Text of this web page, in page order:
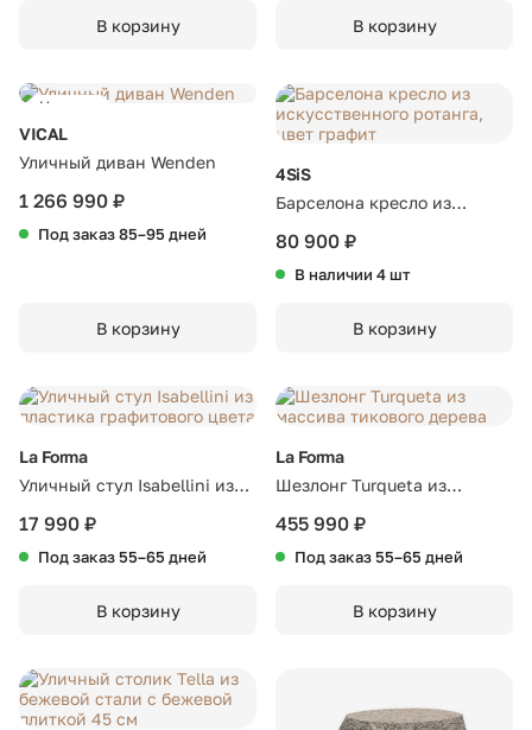
В корзину В корзину
Новинка
VICAL
Уличный диван Wenden
1 266 990 ₽
Под заказ 85–95 дней
В корзину
4SiS
Барселона кресло из
искусственного ротанга,
80 900 ₽
В наличии 4 шт
В корзину
La Forma
Уличный стул Isabellini из
пластика графитового цвета
17 990 ₽
Под заказ 55–65 дней
В корзину
La Forma
Шезлонг Turqueta из
массива тикового дерева
455 990 ₽
Под заказ 55–65 дней
В корзину